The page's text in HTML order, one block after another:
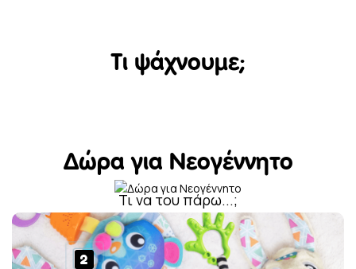
Τι ψάχνουμε;
Δώρα για Νεογέννητο
Τι να του πάρω...;
2